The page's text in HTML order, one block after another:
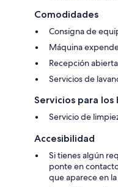
Comodidades
Consigna de
Máquina
Recepción
Servicios de
Servicios para los
Servicio de
Accesibilidad
Si tienes algún
ponte en
que aparece en